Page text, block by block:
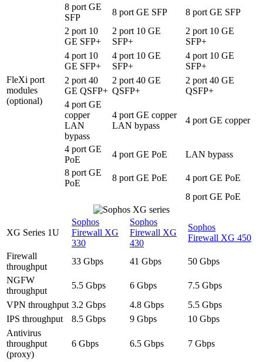
FleXi port
modules
(optional)
8 port GE
SFP
8 port GE SFP
8 port GE SFP
2 port 10
GE SFP+
2 port 10 GE
SFP+
2 port 10 GE
SFP+
4 port 10
GE SFP+
4 port 10 GE
SFP+
4 port 10 GE
SFP+
2 port 40
GE QSFP+
2 port 40 GE
QSFP+
2 port 40 GE
QSFP+
4 port GE
copper
LAN
bypass
4 port GE copper
LAN bypass
4 port GE copper
4 port GE
PoE
4 port GE PoE
LAN bypass
8 port GE
PoE
8 port GE PoE
4 port GE PoE
8 port GE PoE
XG Series 1U
Sophos
Firewall XG
330
Sophos
Firewall XG
430
Sophos
Firewall XG 450
Firewall
throughput
33 Gbps 41 Gbps
50 Gbps
NGFW
throughput
5.5 Gbps 6 Gbps
7.5 Gbps
VPN throughput 3.2 Gbps 4.8 Gbps
5.5 Gbps
IPS throughput
8.5 Gbps 9 Gbps
10 Gbps
Antivirus
throughput
(proxy)
6 Gbps 6.5 Gbps 7 Gbps